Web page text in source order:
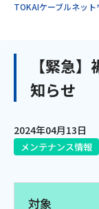
TOKAIケーブルネット
【緊急
知らせ
2024年04月13日
メンテナンス情報
対象